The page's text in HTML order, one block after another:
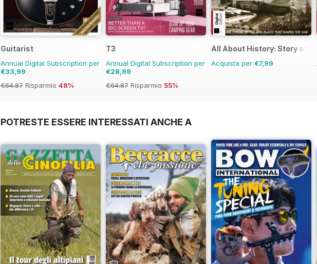
Guitarist
Annual Digital Subscription per
€33,99
€64.87 Risparmio 48%
T3
Annual Digital Subscription per
€28,99
€64.87 Risparmio 55%
All About History: Story of
Acquista per €7,99
POTRESTE ESSERE INTERESSATI ANCHE A